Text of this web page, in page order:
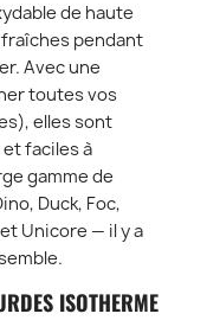
de haute
pendant
Avec une
toutes vos
elles sont
faciles à
gamme de
Duck, Foc,
Unicore — il y a
ISOTHERME